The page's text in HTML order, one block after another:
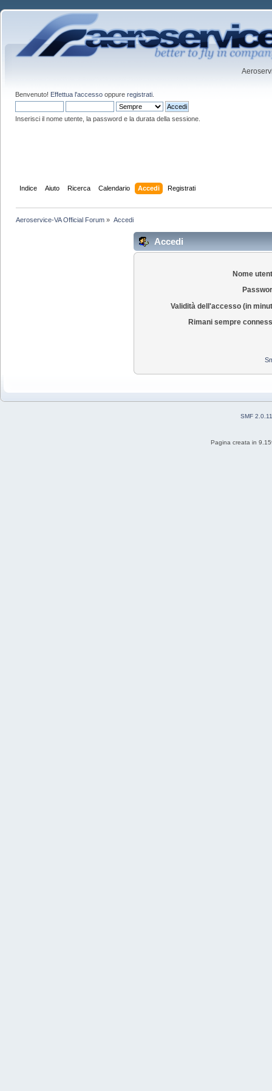
Benvenuto! Effettua l'accesso oppure registrati
Inserisci il nome utente, la password e la durata della sessione.
Indice Aiuto Ricerca Calendario Accedi Registrati
Aeroservice-VA Official Forum » Accedi
Accedi
Nome
Validità dell'accesso (in
Rimani sempre
SMF 2.0.11
Pagina creata in